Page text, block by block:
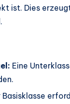
ist. Dies
Eine
Basisklasse